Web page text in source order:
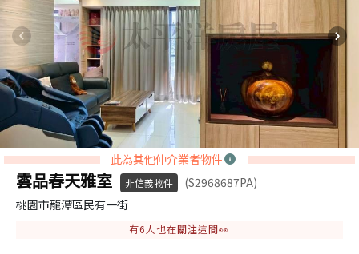
此為其他仲介業者物件
雲品春天雅室 非信義物件
(S2968687PA)
桃園市龍潭區民有一街
有6 人也在關注這間👀